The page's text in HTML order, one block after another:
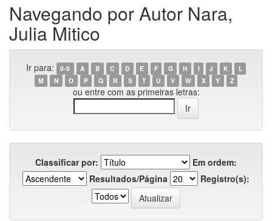
Navegando por Autor Nara,
Julia Mitico
Ir para: 0-9 A B C D E F G H I J K
L
M
N O P Q R S T U V W X Y Z
ou entre com as primeiras letras:
Classificar por:
Em ordem:
Resultados/Página
Registro(s):